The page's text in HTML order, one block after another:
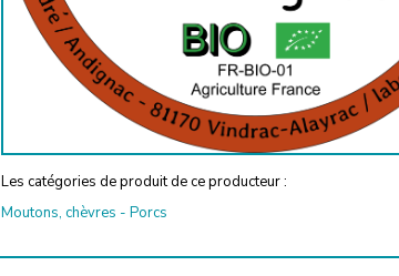
Les catégories de produit de ce producteur :
Moutons, chèvres - Porcs